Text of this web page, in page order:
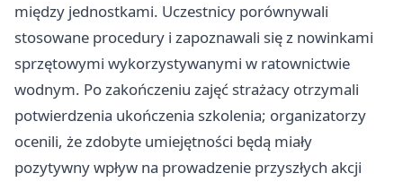
między jednostkami. Uczestnicy porównywali
stosowane procedury i zapoznawali się z nowinkami
sprzętowymi wykorzystywanymi w ratownictwie
wodnym. Po zakończeniu zajęć strażacy otrzymali
potwierdzenia ukończenia szkolenia; organizatorzy
ocenili, że zdobyte umiejętności będą miały
pozytywny wpływ na prowadzenie przyszłych akcji